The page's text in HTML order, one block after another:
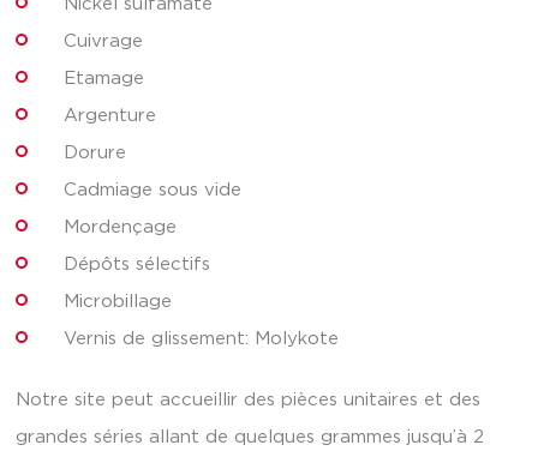
Nickel sulfamate
Cuivrage
Etamage
Argenture
Dorure
Cadmiage sous vide
Mordençage
Dépôts sélectifs
Microbillage
Vernis de glissement: Molykote
Notre site peut accueillir des pièces unitaires et des
grandes séries allant de quelques grammes jusqu’à 2